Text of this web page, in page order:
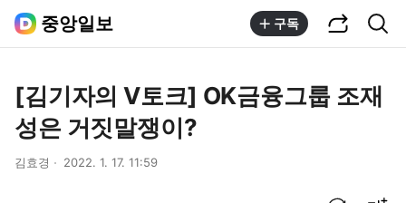
중앙일보 구독
[김기자의 V토크] OK금융그룹 조재
성은 거짓말쟁이?
김효경 2022. 1. 17. 11:59